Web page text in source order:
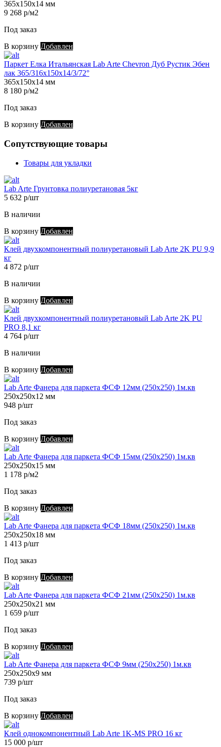
365х150х14 мм
9 268 р/м2
Под заказ
В корзину Добавлен
Паркет Елка Итальянская Lab Arte Chevron Дуб Рустик Эбен
лак 365/316х150х14/3/72°
365х150х14 мм
8 180 р/м2
Под заказ
В корзину Добавлен
Сопутствующие товары
Товары для укладки
Lab Arte Грунтовка полиуретановая 5кг
5 632 р/шт
В наличии
В корзину Добавлен
Клей двухкомпонентный полиуретановый Lab Arte 2K PU 9,9
кг
4 872 р/шт
В наличии
В корзину Добавлен
Клей двухкомпонентный полиуретановый Lab Arte 2K PU
PRO 8,1 кг
4 764 р/шт
В наличии
В корзину Добавлен
Lab Arte Фанера для паркета ФСФ 12мм (250х250) 1м.кв
250х250х12 мм
948 р/шт
Под заказ
В корзину Добавлен
Lab Arte Фанера для паркета ФСФ 15мм (250х250) 1м.кв
250х250х15 мм
1 178 р/м2
Под заказ
В корзину Добавлен
Lab Arte Фанера для паркета ФСФ 18мм (250х250) 1м.кв
250х250х18 мм
1 413 р/шт
Под заказ
В корзину Добавлен
Lab Arte Фанера для паркета ФСФ 21мм (250х250) 1м.кв
250х250х21 мм
1 659 р/шт
Под заказ
В корзину Добавлен
Lab Arte Фанера для паркета ФСФ 9мм (250х250) 1м.кв
250х250х9 мм
739 р/шт
Под заказ
В корзину Добавлен
Клей однокомпонентный Lab Arte 1K-MS PRO 16 кг
15 000 р/шт